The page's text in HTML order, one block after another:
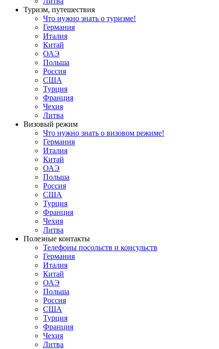
Туризм, путешествия
Что нужно знать о туризме!
Германия
Италия
Китай
ОАЭ
Польша
Россия
США
Турция
Франция
Чехия
Литва
Визовый режим
Что нужно знать о визовом режиме!
Германия
Италия
Китай
ОАЭ
Польша
Россия
США
Турция
Франция
Чехия
Литва
Полезные контакты
Телефоны посольств и консульств
Германия
Италия
Китай
ОАЭ
Польша
Россия
США
Турция
Франция
Чехия
Литва